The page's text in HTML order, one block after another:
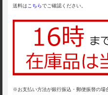
送料は こちらでご確認ください。
※お支払い方法が銀行振込・郵便振替の場